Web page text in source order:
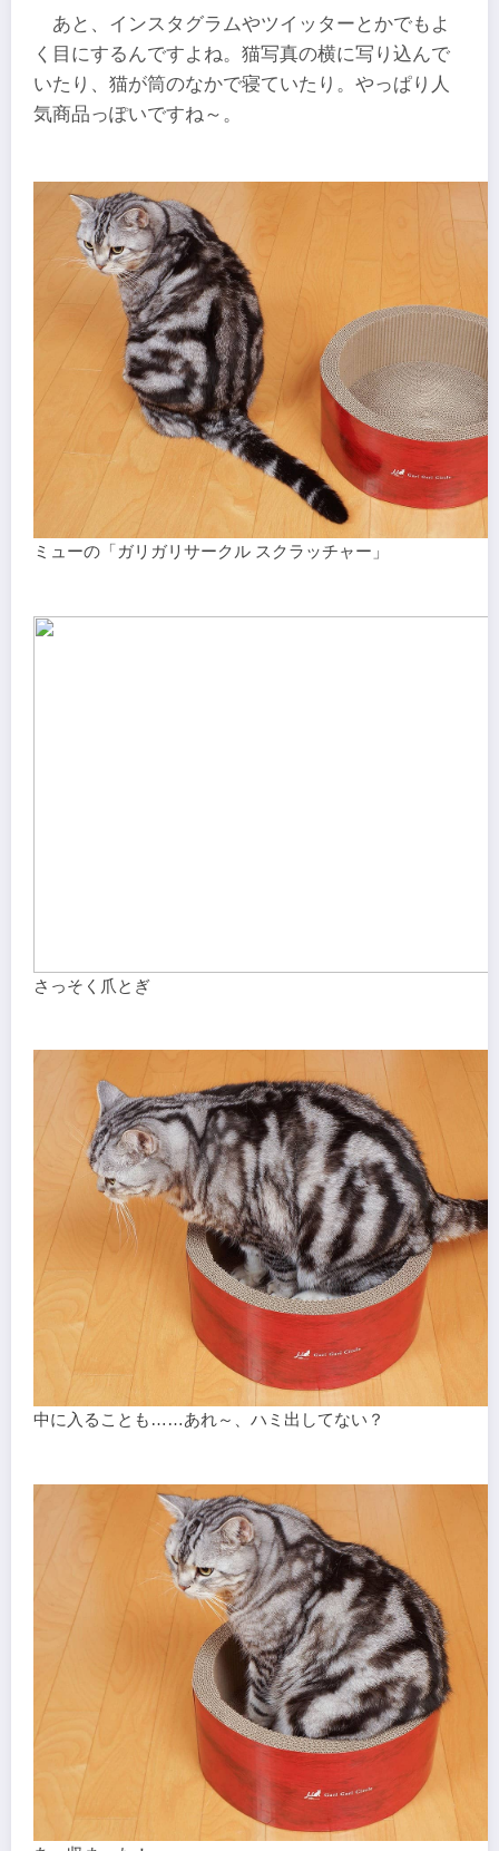
あと、インスタグラムやツイッターとかでもよ
く目にするんですよね。猫写真の横に写り込んで
いたり、猫が筒のなかで寝ていたり。やっぱり人
気商品っぽいですね～。
ミューの「ガリガリサークル スクラッチャー」
さっそく爪とぎ
中に入ることも……あれ～、ハミ出してない？